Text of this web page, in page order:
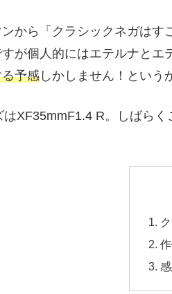
から「クラシックネガは
すが個人的にはエテルナと
予感しかしません！という
はXF35mmF1.4 R。しばら